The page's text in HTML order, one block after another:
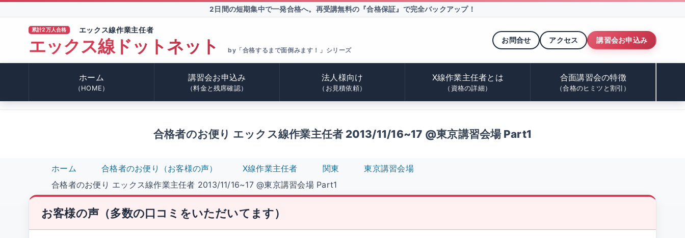
2日間の短期集中で一発合格へ。 再受講無料の『合格保証』で完全バックアップ！
累計2万人合格 エックス線作業主任者
エックス線ドットネット by「合格するまで面倒みます！」シリーズ
お問合せ アクセス 講習会お申込み
ホーム
（HOME）
講習会お申込み
（料金と残席確認）
法人様向け
（お見積依頼）
X線作業主任者とは
（資格の詳細）
合面講習会の特徴
（合格のヒミツと割引）
合格者のお便り エックス線作業主任者 2013/11/16~17 @東京講習会場 Part1
ホーム 合格者のお便り（お客様の声） X線作業主任者 関東
東京講習会場
合格者のお便り エックス線作業主任者 2013/11/16~17 @東京講習会場 Part1
お客様の声（多数の口コミをいただいてます）